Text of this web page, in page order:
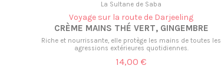
La Sultane de Saba
Voyage sur la route de Darjeeling
CRÈME MAINS THÉ VERT, GINGEMBRE
Riche et nourrissante, elle protège les mains de toutes les
agressions extérieures quotidiennes.
14,00 €